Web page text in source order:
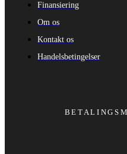
Finansiering
Om os
Kontakt os
Handelsbetingelser